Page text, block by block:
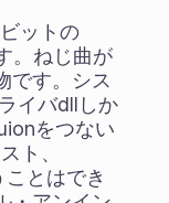
ットの
。ねじ曲が
です。シス
イバdllしか
をつない
ト、
とはでき